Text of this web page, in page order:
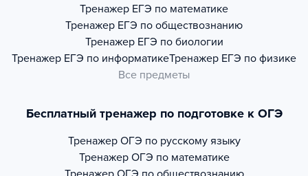
Тренажер ЕГЭ по математике
Тренажер ЕГЭ по обществознанию
Тренажер ЕГЭ по биологии
Тренажер ЕГЭ по информатикеТренажер ЕГЭ по физике
Все предметы
Бесплатный тренажер по подготовке к ОГЭ
Тренажер ОГЭ по русскому языку
Тренажер ОГЭ по математике